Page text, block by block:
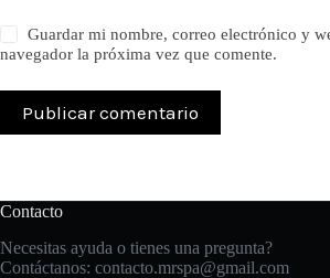
Guardar mi nombre, correo electrónico y
navegador la próxima vez que comente.
Publicar comentario
Contacto
Necesitas ayuda o tienes una pregunta?
Contáctanos: contacto.mrspa@gmail.com